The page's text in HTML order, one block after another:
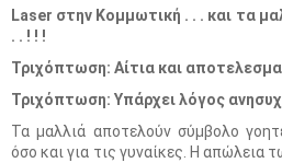
Laser στην Κομμωτική . . . και τα
. . ! ! !
Τριχόπτωση: Αίτια και
Τριχόπτωση: Υπάρχει λόγος
Τα μαλλιά αποτελούν σύμβολο
όσο και για τις γυναίκες. Η απώλεια